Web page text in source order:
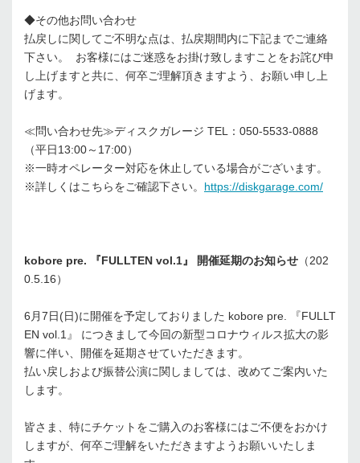
◆その他お問い合わせ
払戻しに関してご不明な点は、払戻期間内に下記までご連絡
下さい。 お客様にはご迷惑をお掛け致しますことをお詫び申
し上げますと共に、何卒ご理解頂きますよう、お願い申し上
げます。
≪問い合わせ先≫ディスクガレージ TEL：050-5533-0888
（平日13:00～17:00）
※一時オペレーター対応を休止している場合がございます。
※詳しくはこちらをご確認下さい。 https://diskgarage.com/
kobore pre. 『FULLTEN vol.1』 開催延期のお知らせ （202
0.5.16）
6月7日(日)に開催を予定しておりました kobore pre. 『FULLT
EN vol.1』 につきまして今回の新型コロナウィルス拡大の影
響に伴い、開催を延期させていただきます。
払い戻しおよび振替公演に関しましては、改めてご案内いた
します。
皆さま、特にチケットをご購入のお客様にはご不便をおかけ
しますが、何卒ご理解をいただきますようお願いいたしま